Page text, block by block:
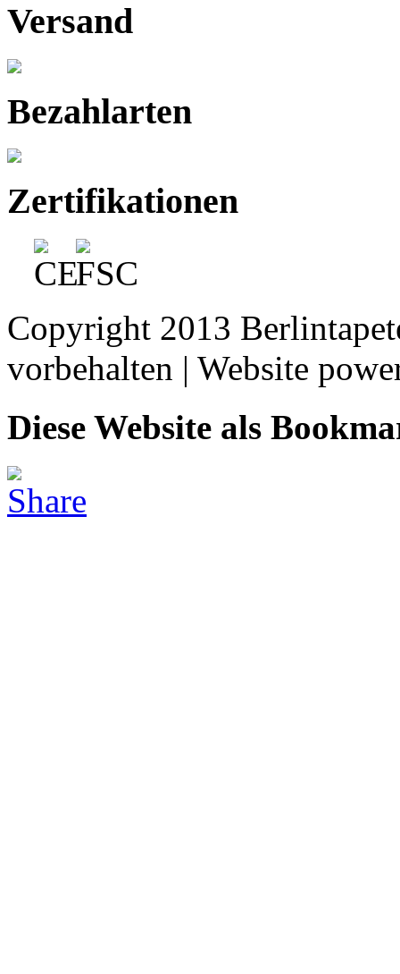
Versand
Bezahlarten
Zertifikationen
Copyright 2013
vorbehalten | Website
Diese Website als